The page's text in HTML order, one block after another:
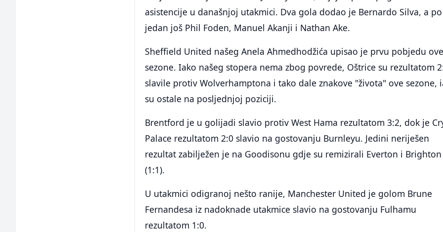
asistencije u današnjoj utakmici. Dva gola dodao je Bernardo Silva, a po
jedan još Phil Foden, Manuel Akanji i Nathan Ake.
Sheffield United našeg Anela Ahmedhodžića upisao je prvu pobjedu ove
sezone. Iako našeg stopera nema zbog povrede, Oštrice su rezultatom
slavile protiv Wolverhamptona i tako dale znakove "života" ove sezone,
su ostale na posljednjoj poziciji.
Brentford je u golijadi slavio protiv West Hama rezultatom 3:2, dok je
Palace rezultatom 2:0 slavio na gostovanju Burnleyu. Jedini neriješen
rezultat zabilježen je na Goodisonu gdje su remizirali Everton i Brighton
(1:1).
U utakmici odigranoj nešto ranije, Manchester United je golom Brune
Fernandesa iz nadoknade utakmice slavio na gostovanju Fulhamu
rezultatom 1:0.